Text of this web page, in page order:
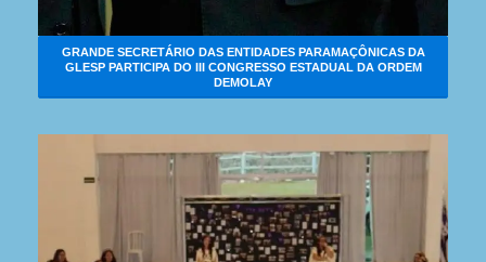
GRANDE SECRETÁRIO DAS ENTIDADES PARAMAÇÔNICAS DA
GLESP PARTICIPA DO III CONGRESSO ESTADUAL DA ORDEM
DEMOLAY